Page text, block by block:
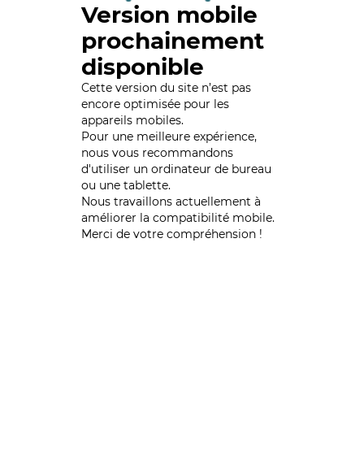
Version mobile
prochainement
disponible
Cette version du site n’est pas
encore optimisée pour les
appareils mobiles.
Pour une meilleure expérience,
nous vous recommandons
d'utiliser un ordinateur de bureau
ou une tablette.
Nous travaillons actuellement à
améliorer la compatibilité mobile.
Merci de votre compréhension !